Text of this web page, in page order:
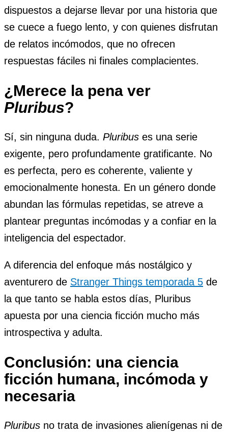
dispuestos a dejarse llevar por una historia que
se cuece a fuego lento, y con quienes disfrutan
de relatos incómodos, que no ofrecen
respuestas fáciles ni finales complacientes.
¿Merece la pena ver
Pluribus?
Sí, sin ninguna duda. Pluribus es una serie
exigente, pero profundamente gratificante. No
es perfecta, pero es coherente, valiente y
emocionalmente honesta. En un género donde
abundan las fórmulas repetidas, se atreve a
plantear preguntas incómodas y a confiar en la
inteligencia del espectador.
A diferencia del enfoque más nostálgico y
aventurero de Stranger Things temporada 5 de
la que tanto se habla estos días, Pluribus
apuesta por una ciencia ficción mucho más
introspectiva y adulta.
Conclusión: una ciencia
ficción humana, incómoda y
necesaria
Pluribus no trata de invasiones alienígenas ni de